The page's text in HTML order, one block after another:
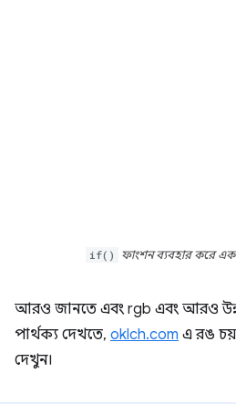
if() ফাংশন ব্যবহার করে
আরও জানতে এবং rgb এবং আরও
পার্থক্য দেখতে, oklch.com এ রঙ
দেখুন।